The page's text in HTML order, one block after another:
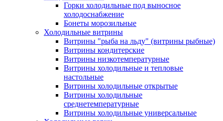
Горки холодильные под выносное
холодоснабжение
Бонеты морозильные
Холодильные витрины
Витрины "рыба на льду" (витрины рыбные)
Витрины кондитерские
Витрины низкотемпературные
Витрины холодильные и тепловые
настольные
Витрины холодильные открытые
Витрины холодильные
среднетемпературные
Витрины холодильные универсальные